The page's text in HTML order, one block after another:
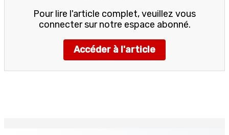
Pour lire l'article complet, veuillez vous
connecter sur notre espace abonné.
Accéder à l'article